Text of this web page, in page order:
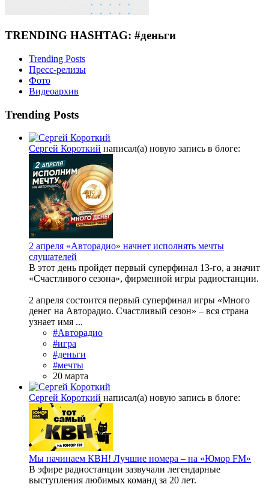
TRENDING HASHTAG: #деньги
Trending Posts
Пресс-релизы
Фото
Видеоархив
Trending Posts
Сергей Короткий написал(а) новую запись в блоге:
2 апреля «Авторадио» начнет исполнять мечты
слушателей
В этот день пройдет первый суперфинал 13-го, а значит
«Счастливого сезона», фирменной игры радиостанции.
2 апреля состоится первый суперфинал игры «Много
денег на Авторадио. Счастливый сезон» – вся страна
узнает имя ...
#Авторадио
#игра
#деньги
#мечты
20 марта
Сергей Короткий написал(а) новую запись в блоге:
Мы начинаем КВН! Лучшие номера – на «Юмор FM»
В эфире радиостанции зазвучали легендарные
выступления любимых команд за 20 лет.